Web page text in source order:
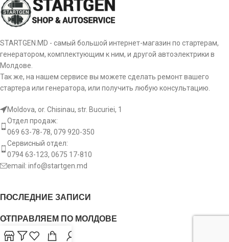
STARTGEN.MD - самый большой интернет-магазин по стартерам,
генератором, комплектующим к ним, и другой автоэлектрики в
Молдове.
Так же, на нашем сервисе вы можете сделать ремонт вашего
стартера или генератора, или получить любую консультацию.
Moldova, or. Chisinau, str. Bucuriei, 1
Отдел продаж:
069 63-78-78, 079 920-350
Сервисный отдел:
0794 63-123, 0675 17-810
email: info@startgen.md
ПОСЛЕДНИЕ ЗАПИСИ
ОТПРАВЛЯЕМ ПО МОЛДОВЕ